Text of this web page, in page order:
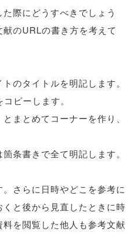
際にどうすべきでしょう
のURLの書き方を考えて
のタイトルを明記します。
ピーします。
まとめてコーナーを作り、
条書きで全て明記します。
さらに日時やどこを参考に
と後から見直したときに時
を閲覧した他人も参考文献